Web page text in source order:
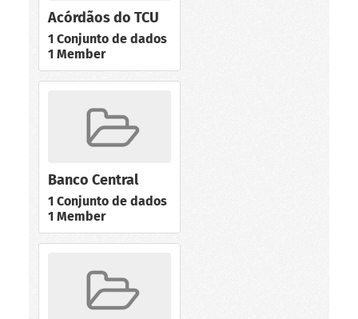
Acórdãos do TCU
1 Conjunto de dados
1 Member
Banco Central
1 Conjunto de dados
1 Member